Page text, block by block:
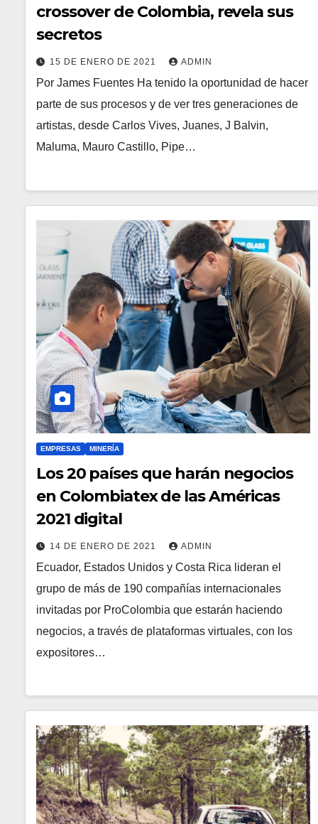
crossover de Colombia, revela sus
secretos
15 DE ENERO DE 2021 ADMIN
Por James Fuentes Ha tenido la oportunidad de hacer
parte de sus procesos y de ver tres generaciones de
artistas, desde Carlos Vives, Juanes, J Balvin,
Maluma, Mauro Castillo, Pipe…
EMPRESAS MINERÍA
Los 20 países que harán negocios
en Colombiatex de las Américas
2021 digital
14 DE ENERO DE 2021 ADMIN
Ecuador, Estados Unidos y Costa Rica lideran el
grupo de más de 190 compañías internacionales
invitadas por ProColombia que estarán haciendo
negocios, a través de plataformas virtuales, con los
expositores…